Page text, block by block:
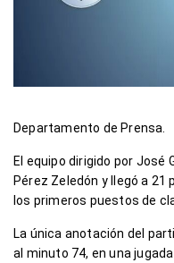
Departamento de Prensa.
El equipo dirigido por José
Pérez Zeledón y llegó a
los primeros puestos de
La única anotación del
al minuto 74, en una